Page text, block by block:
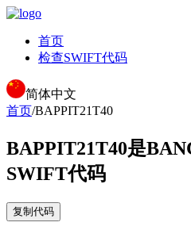
首页
检查SWIFT代码
简体中文
首页/BAPPIT21T40
BAPPIT21T40是
SWIFT代码
复制代码